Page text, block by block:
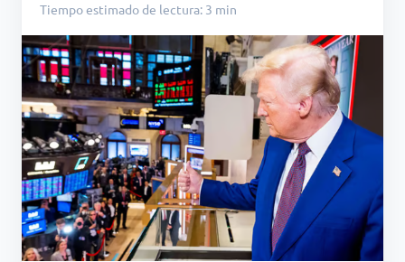
Tiempo estimado de lectura: 3 min